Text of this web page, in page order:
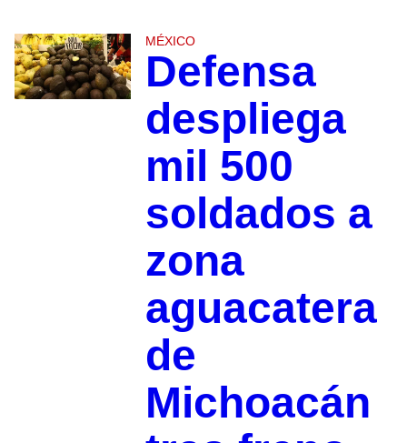
MÉXICO
Defensa
despliega
mil 500
soldados a
zona
aguacatera
de
Michoacán